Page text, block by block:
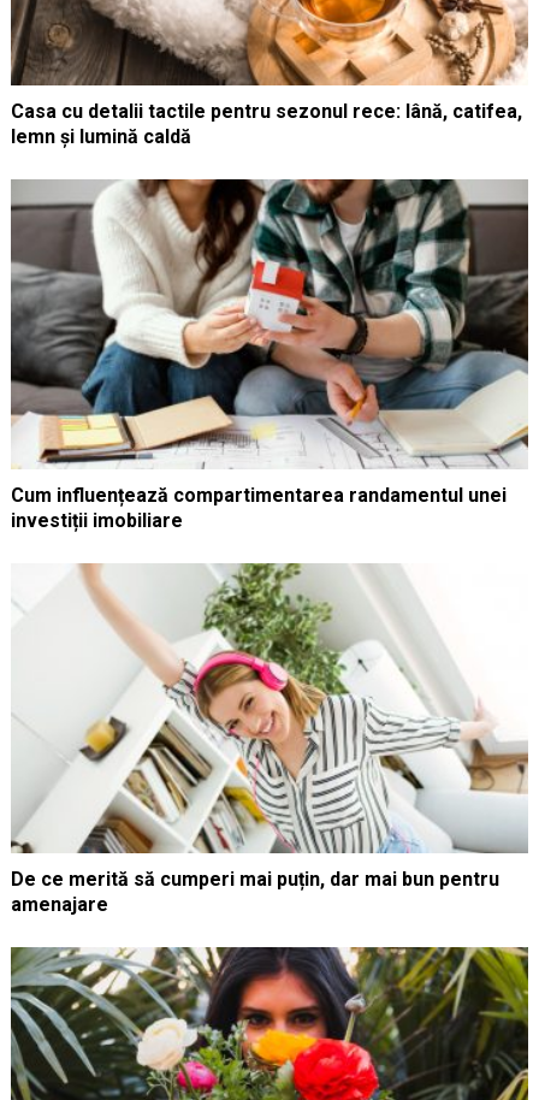
Casa cu detalii tactile pentru sezonul rece: lână, catifea,
lemn și lumină caldă
Cum influențează compartimentarea randamentul unei
investiții imobiliare
De ce merită să cumperi mai puțin, dar mai bun pentru
amenajare